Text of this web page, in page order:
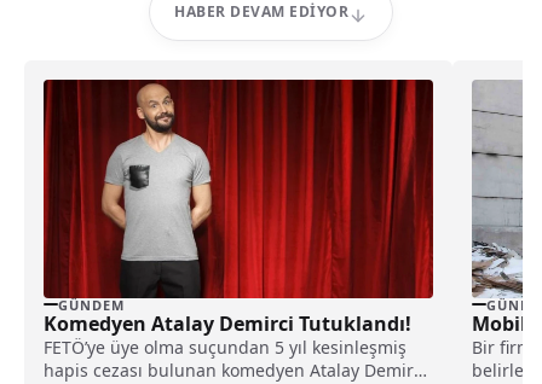
HABER DEVAM EDIYOR
GÜNDEM
Komedyen Atalay Demirci Tutuklandı!
FETÖ’ye üye olma suçundan 5 yıl kesinleşmiş
hapis cezası bulunan komedyen Atalay Demirci,
Bir